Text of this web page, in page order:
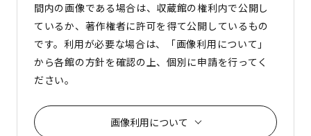
間内の画像である場合は、収蔵館の権利内で公開し
ているか、著作権者に許可を得て公開しているもの
です。利用が必要な場合は、「画像利用について」
から各館の方針を確認の上、個別に申請を行ってく
ださい。
画像利用について